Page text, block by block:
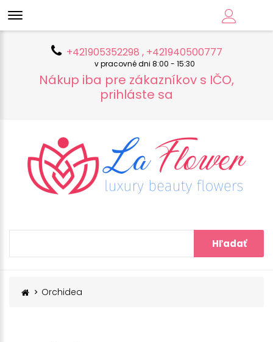
+421905352298 , +421940500777
v pracovné dni 8:00 - 15:30
Nákup iba pre zákazníkov s IČO,
prihláste sa
Hľadať
Orchidea